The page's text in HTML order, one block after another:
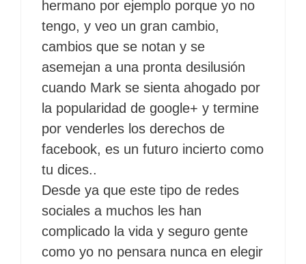
hermano por ejemplo porque yo no
tengo, y veo un gran cambio,
cambios que se notan y se
asemejan a una pronta desilusión
cuando Mark se sienta ahogado por
la popularidad de google+ y termine
por venderles los derechos de
facebook, es un futuro incierto como
tu dices..
Desde ya que este tipo de redes
sociales a muchos les han
complicado la vida y seguro gente
como yo no pensara nunca en elegir